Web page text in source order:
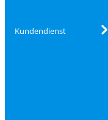
Kundendienst